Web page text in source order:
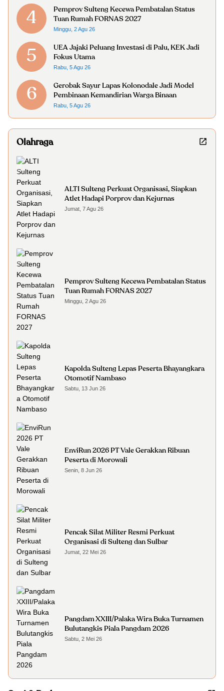
4
Pemprov Sulteng Kecewa Pembatalan Status
Tuan Rumah FORNAS 2027
Minggu, 2 Agu 26
5
UEA Jajaki Peluang Investasi di Palu, KEK Jadi
Fokus Utama
Rabu, 5 Agu 26
6
Gerobak Sayur Lapas Kolonodale Jadi Model
Pembinaan Kemandirian Warga Binaan
Rabu, 5 Agu 26
Olahraga
ALTI Sulteng Perkuat Organisasi, Siapkan
Atlet Hadapi Porprov dan Kejurnas
Jumat, 7 Agu 26
Pemprov Sulteng Kecewa Pembatalan Status
Tuan Rumah FORNAS 2027
Minggu, 2 Agu 26
Kapolda Sulteng Lepas Peserta Bhayangkara
Otomotif Nambaso
Sabtu, 13 Jun 26
EnviRun 2026 PT Vale Gerakkan Ribuan
Peserta di Morowali
Senin, 8 Jun 26
Pencak Silat Militer Resmi Perkuat
Organisasi di Sulteng dan Sulbar
Jumat, 22 Mei 26
Pangdam XXIII/Palaka Wira Buka Turnamen
Bulutangkis Piala Pangdam 2026
Sabtu, 2 Mei 26